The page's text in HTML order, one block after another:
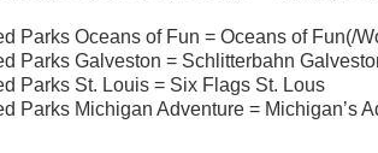
Parks Oceans of Fun = Oceans of Fun(/
Parks Galveston = Schlitterbahn
Parks St. Louis = Six Flags St. Lous
Parks Michigan Adventure = Michigan’s